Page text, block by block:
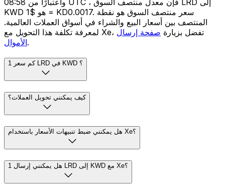
KWD هو $1 = KD0.0017. سعر منتصف السوق هو نقطة
المنتصف بين أسعار البيع والشراء في أسواق العملات العالمية.
لمعرفة تكلفة هذا التحويل مع Xe، تفضل بزيارة صفحة إرسال
الأموال.
كم سعر 1 LRD في KWD ؟
كيف يمكنني تحويل العملات؟
هل يمكنني ضبط تنبيهات الأسعار باستخدام Xe؟
هل يمكنني إرسال 1 LRD إلى KWD مع Xe؟